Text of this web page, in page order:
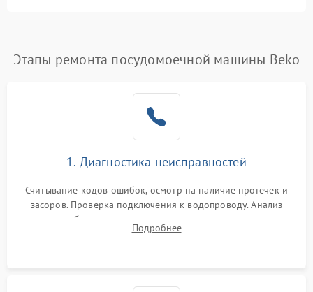
воды
1800 ₽ Подробнее →
Проблемы с
Этапы ремонта посудомоечной машины Beko
1. Диагностика неисправностей
Считывание кодов ошибок, осмотр на наличие протечек и
засоров. Проверка подключения к водопроводу. Анализ
жалоб на отсутствие слива, нагрева, вращения
разбрызгивателей или срабатывание системы защиты
Подробнее